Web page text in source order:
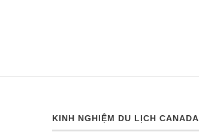
KINH NGHIỆM DU LỊCH CANADA